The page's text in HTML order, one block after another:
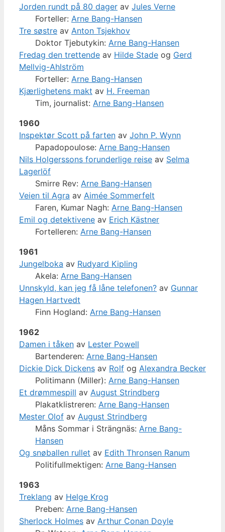
Jorden rundt på 80 dager av Jules Verne
Forteller: Arne Bang-Hansen
Tre søstre av Anton Tsjekhov
Doktor Tjebutykin: Arne Bang-Hansen
Fredag den trettende av Hilde Stade og Gerd
Mellvig-Ahlström
Forteller: Arne Bang-Hansen
Kjærlighetens makt av H. Freeman
Tim, journalist: Arne Bang-Hansen
1960
Inspektør Scott på farten av John P. Wynn
Papadopoulose: Arne Bang-Hansen
Nils Holgerssons forunderlige reise av Selma
Lagerlöf
Smirre Rev: Arne Bang-Hansen
Veien til Agra av Aimée Sommerfelt
Faren, Kumar Nagh: Arne Bang-Hansen
Emil og detektivene av Erich Kästner
Fortelleren: Arne Bang-Hansen
1961
Jungelboka av Rudyard Kipling
Akela: Arne Bang-Hansen
Unnskyld, kan jeg få låne telefonen? av Gunnar
Hagen Hartvedt
Finn Hogland: Arne Bang-Hansen
1962
Damen i tåken av Lester Powell
Bartenderen: Arne Bang-Hansen
Dickie Dick Dickens av Rolf og Alexandra Becker
Politimann (Miller): Arne Bang-Hansen
Et drømmespill av August Strindberg
Plakatklistreren: Arne Bang-Hansen
Mester Olof av August Strindberg
Måns Sommar i Strängnäs: Arne Bang-
Hansen
Og snøballen rullet av Edith Thronsen Ranum
Politifullmektigen: Arne Bang-Hansen
1963
Treklang av Helge Krog
Preben: Arne Bang-Hansen
Sherlock Holmes av Arthur Conan Doyle